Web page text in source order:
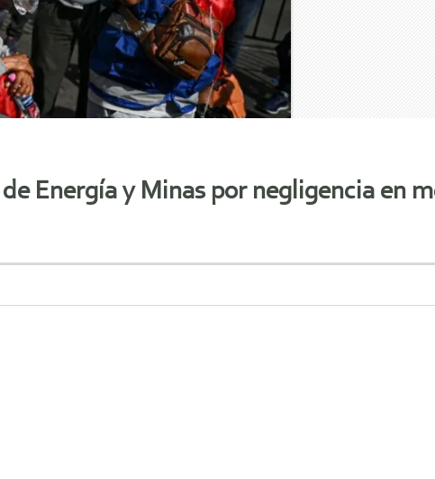
Energía y Minas por negligencia en